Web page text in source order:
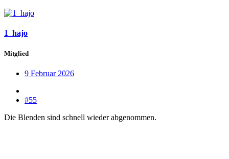
1_hajo
Mitglied
9 Februar 2026
#55
Die Blenden sind schnell wieder abgenommen.